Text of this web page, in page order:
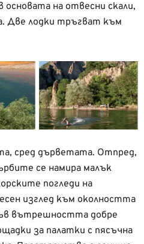
основата на отвесни скали,
Две лодки тръгват към
сред дърветата. Отпред,
се намира малък
погледи на
изглед към околността
вътрешността добре
за палатки с пясъчна